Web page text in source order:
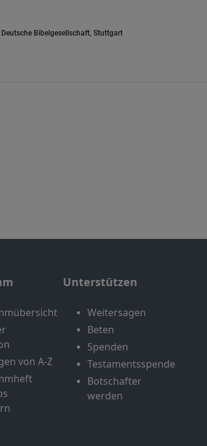
Bibelgesellschaft, Stuttgart
von A-Z
Unterstützen
Weitersagen
Beten
Spenden
Testamentsspende
Botschafter
werden